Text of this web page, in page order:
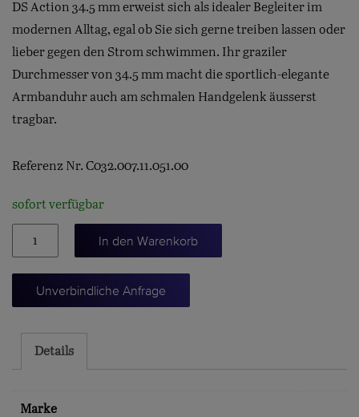
DS Action 34.5 mm erweist sich als idealer Begleiter im
modernen Alltag, egal ob Sie sich gerne treiben lassen oder
lieber gegen den Strom schwimmen. Ihr graziler
Durchmesser von 34.5 mm macht die sportlich-elegante
Armbanduhr auch am schmalen Handgelenk äusserst
tragbar.
Referenz Nr. C032.007.11.051.00
sofort verfügbar
Action
In den Warenkorb
Unverbindliche Anfrage
Details
Marke